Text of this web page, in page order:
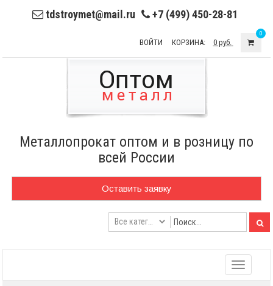
tdstroymet@mail.ru +7 (499) 450-28-81
ВОЙТИ КОРЗИНА: 0 руб.
0
Металлопрокат оптом и в розницу по
всей России
Оставить заявку
Toggle